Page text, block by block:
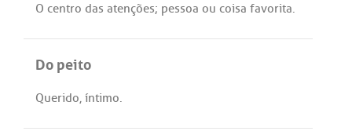
O centro das atenções; pessoa ou coisa favorita.
Do peito
Querido, íntimo.